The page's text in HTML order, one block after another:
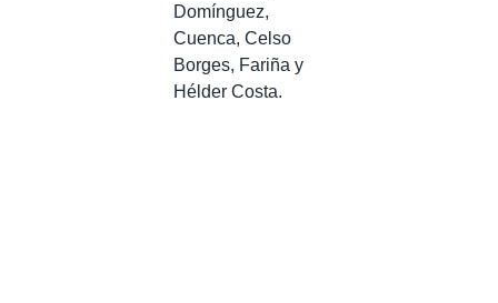
Domínguez,
Cuenca, Celso
Borges, Fariña y
Hélder Costa.